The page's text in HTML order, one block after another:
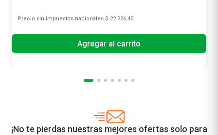
Precio sin impuestos nacionales $ 22.326,45
Agregar al carrito
¡No te pierdas nuestras mejores ofertas solo para